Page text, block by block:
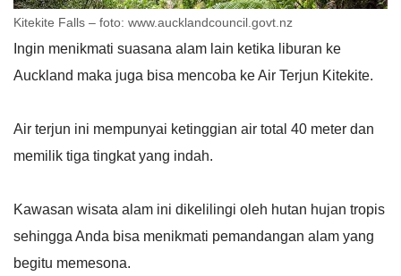
Kitekite Falls – foto: www.aucklandcouncil.govt.nz
Ingin menikmati suasana alam lain ketika liburan ke
Auckland maka juga bisa mencoba ke Air Terjun Kitekite.
Air terjun ini mempunyai ketinggian air total 40 meter dan
memilik tiga tingkat yang indah.
Kawasan wisata alam ini dikelilingi oleh hutan hujan tropis
sehingga Anda bisa menikmati pemandangan alam yang
begitu memesona.